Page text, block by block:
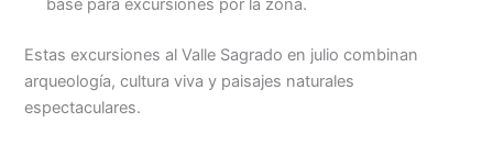
base para excursiones por la zona.
Estas excursiones al Valle Sagrado en julio combinan
arqueología, cultura viva y paisajes naturales
espectaculares.